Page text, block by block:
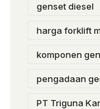
genset diesel
harga forklift
komponen
pengadaan
PT Triguna